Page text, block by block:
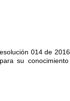
014 de
su